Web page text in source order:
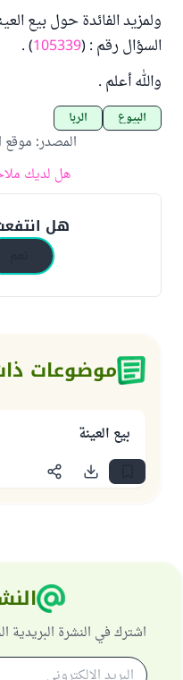
ولمزيد الفائدة حول بيع
السؤال رقم : (105339
) .
والله أعلم .
البيوع الربا
المصدر: موقع
هل لديك
هل
موضوعات
بيع العينة
اشترك في النشرة